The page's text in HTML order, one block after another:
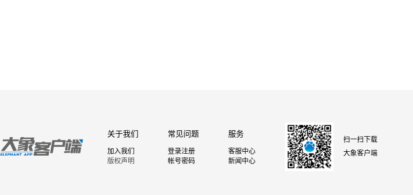
关于我们
加入我们
版权声明
常见问题
登录注册
帐号密码
服务
客服中心
新闻中心
扫一扫下载
大象客户端